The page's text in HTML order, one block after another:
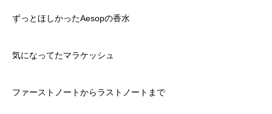
ずっとほしかったAesopの香水
気になってたマラケッシュ
ファーストノートからラストノートまで